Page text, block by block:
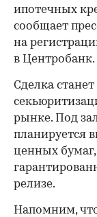
ипотечных
сообщает
на
в Центробанк.
Сделка
рынке. Под
планируется
ценных
релизе.
Напомним,